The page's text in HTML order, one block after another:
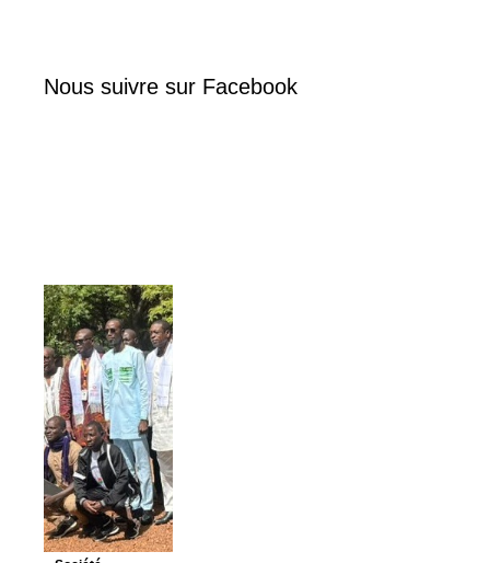
Nous suivre sur Facebook